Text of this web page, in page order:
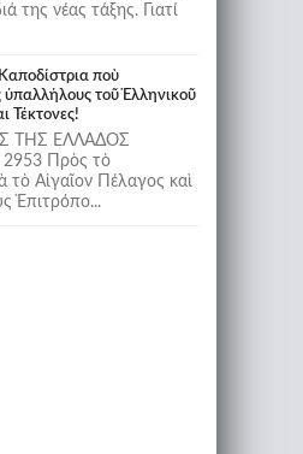
της νέας τάξης. Γιατί
ποὺ
τοῦ Ἑλληνικοῦ
Τέκτονες!
ΤΗΣ ΕΛΛΑΔΟΣ
Πρὸς τὸ
τὸ Αἰγαῖον Πέλαγος καὶ
Ἐπιτρόπο...